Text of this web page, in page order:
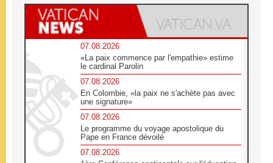
07.08.2026
«La paix commence par l'empathie» estime
le cardinal Parolin
07.08.2026
En Colombie, «la paix ne s'achète pas avec
une signature»
07.08.2026
Le programme du voyage apostolique du
Pape en France dévoilé
07.08.2026